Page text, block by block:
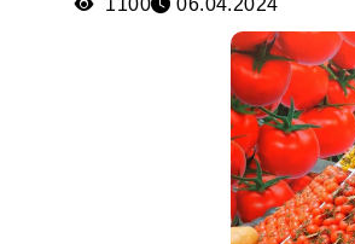
1100 06.04.2024